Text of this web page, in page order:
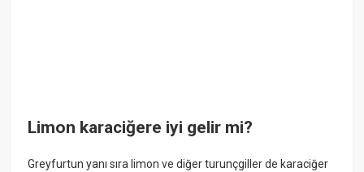
Limon karaciğere iyi gelir mi?
Greyfurtun yanı sıra limon ve diğer turunçgiller de karaciğer